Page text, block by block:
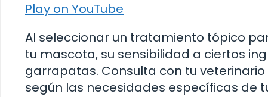
Play on YouTube
Al seleccionar un tratamiento tópico
tu mascota, su sensibilidad a ciertos
garrapatas. Consulta con tu
según las necesidades específicas de